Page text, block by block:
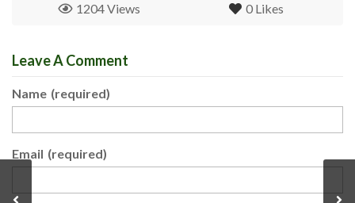
0 Likes
1204 Views
Leave A Comment
Name (required)
Email (required)